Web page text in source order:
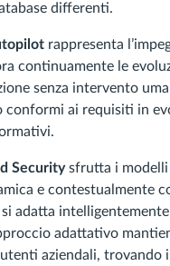
differenti.
rappresenta
continuamente le
senza intervento
conformi ai requisiti in
Securitysfrutta i modelli
e contestualmente
adatta
adattativo
utenti aziendali,